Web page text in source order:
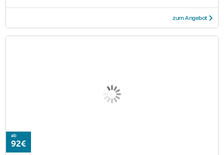
zum Angebot
ab
92€